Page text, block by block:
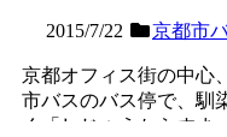
2015/7/22 京都市
京都オフィス街の中心
市バスのバス停で、馴
く「しじょうからすま